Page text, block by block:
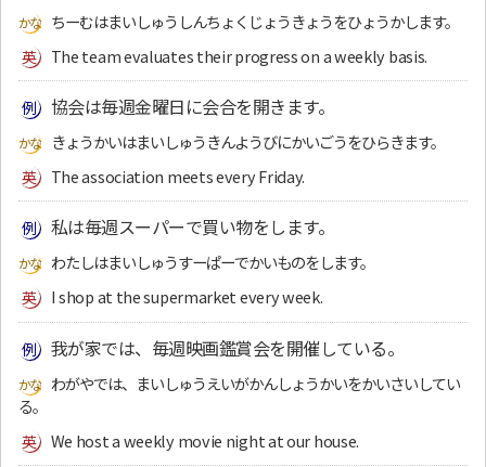
ちーむはまいしゅうしんちょくじょうきょうをひょうかします。
The team evaluates their progress on a weekly basis.
協会は毎週金曜日に会合を開きます。
きょうかいはまいしゅうきんようびにかいごうをひらきます。
The association meets every Friday.
私は毎週スーパーで買い物をします。
わたしはまいしゅうすーぱーでかいものをします。
I shop at the supermarket every week.
我が家では、毎週映画鑑賞会を開催している。
わがやでは、まいしゅうえいがかんしょうかいをかいさいしてい
る。
We host a weekly movie night at our house.